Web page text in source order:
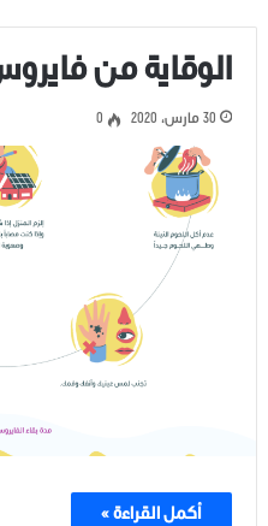
الوقاية من
30 مارس، 2020 0
أكمل القراءة »